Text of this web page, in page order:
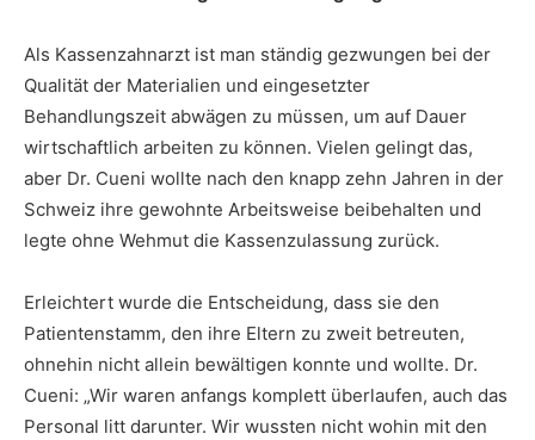
Als Kassenzahnarzt ist man ständig gezwungen bei der
Qualität der Materialien und eingesetzter
Behandlungszeit abwägen zu müssen, um auf Dauer
wirtschaftlich arbeiten zu können. Vielen gelingt das,
aber Dr. Cueni wollte nach den knapp zehn Jahren in der
Schweiz ihre gewohnte Arbeitsweise beibehalten und
legte ohne Wehmut die Kassenzulassung zurück.
Erleichtert wurde die Entscheidung, dass sie den
Patientenstamm, den ihre Eltern zu zweit betreuten,
ohnehin nicht allein bewältigen konnte und wollte. Dr.
Cueni: „Wir waren anfangs komplett überlaufen, auch das
Personal litt darunter. Wir wussten nicht wohin mit den